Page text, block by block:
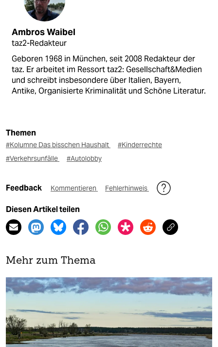
Ambros Waibel
taz2-Redakteur
Geboren 1968 in München, seit 2008 Redakteur der
taz. Er arbeitet im Ressort taz2: Gesellschaft&Medien
und schreibt insbesondere über Italien, Bayern,
Antike, Organisierte Kriminalität und Schöne Literatur.
Themen
#Kolumne Das bisschen Haushalt
#Kinderrechte
#Verkehrsunfälle
#Autolobby
Feedback Kommentieren Fehlerhinweis
Diesen Artikel teilen
Mehr zum Thema